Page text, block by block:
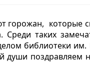
горожан, которые
таких
библиотеки
души поздравляем